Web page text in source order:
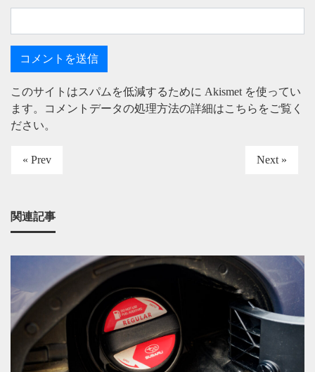
このサイトはスパムを低減するために Akismet を使ってい
ます。
コメントデータの処理方法の詳細はこちらをご覧く
ださい。
« Prev Next »
関連記事